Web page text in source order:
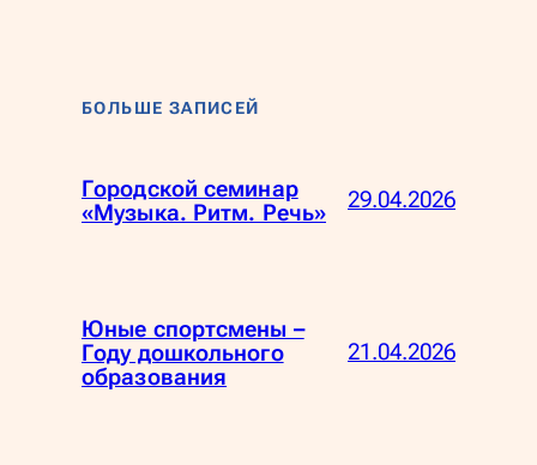
БОЛЬШЕ ЗАПИСЕЙ
Городской семинар
«Музыка. Ритм. Речь»
29.04.2026
Юные спортсмены –
Году дошкольного
образования
21.04.2026